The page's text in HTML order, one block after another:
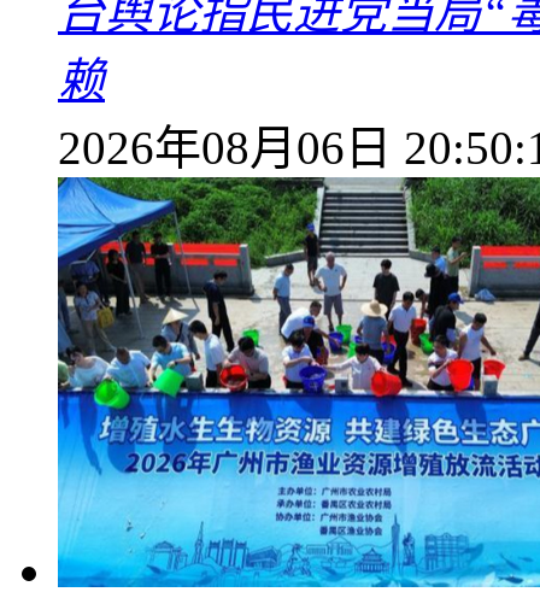
台舆论指民进党当局“
赖
2026年08月06日